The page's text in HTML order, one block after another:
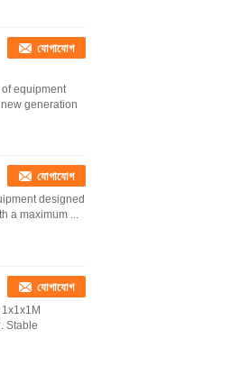
যোগাযোগ
equipment
generation
যোগাযোগ
designed
a maximum ...
যোগাযোগ
Stable